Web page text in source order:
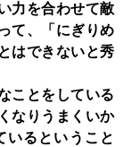
力を合わせて敵
て、「にぎりめ
はできないと秀
ことをしている
なりうまくいか
いるということ